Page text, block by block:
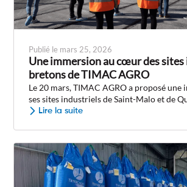
Publié le mars 25, 2026
Une immersion au cœur des
bretons de TIMAC AGRO
Le 20 mars, TIMAC AGRO a proposé une
ses sites industriels de Saint-Malo et de
Lire la suite